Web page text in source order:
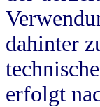
dahinter
erfolgt